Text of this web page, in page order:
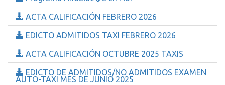
ACTA CALIFICACIÓN FEBRERO 2026
EDICTO ADMITIDOS TAXI FEBRERO 2026
ACTA CALIFICACIÓN OCTUBRE 2025 TAXIS
EDICTO DE ADMITIDOS/NO ADMITIDOS EXAMEN
AUTO-TAXI MES DE JUNIO 2025